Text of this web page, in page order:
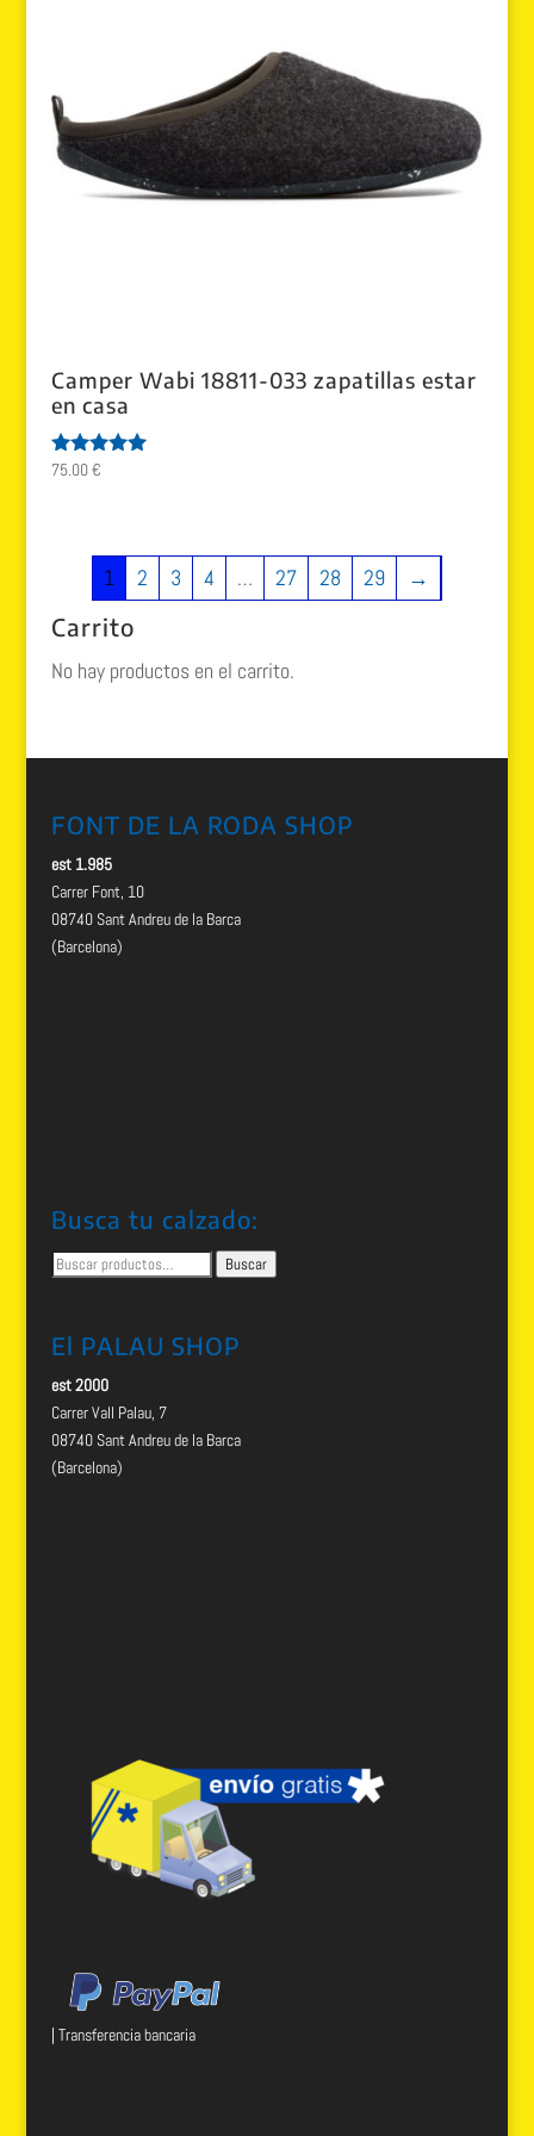
Camper Wabi 18811-033 zapatillas estar
en casa
Valorado
75.00€
1 2 3 4 … 27 28 29 →
Carrito
No hay productos en el carrito.
FONT DE LA RODA SHOP
est 1.985
Carrer Font, 10
08740 Sant Andreu de la Barca
(Barcelona)
Busca tu calzado:
Buscar
Buscar
El PALAU SHOP
est 2000
Carrer Vall Palau, 7
08740 Sant Andreu de la Barca
(Barcelona)
| Transferencia bancaria